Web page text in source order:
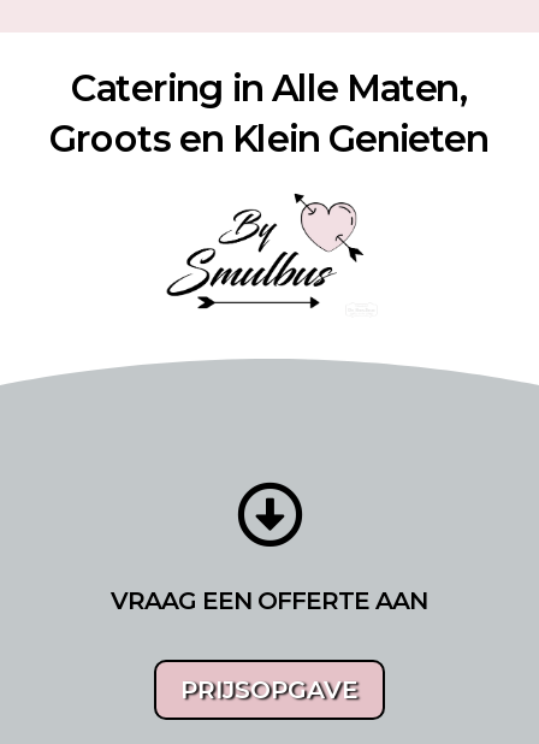
Catering in Alle Maten,
Groots en Klein Genieten

VRAAG EEN OFFERTE AAN
PRIJSOPGAVE